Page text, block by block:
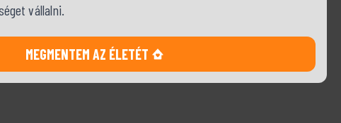
vállalni.
MEGMENTEM AZ ÉLETÉT